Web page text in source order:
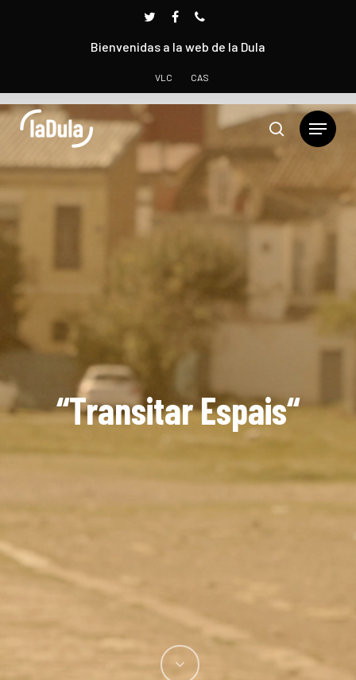
Bienvenidas a la web de la Dula
VLC CAS
Presione INTRO para buscar o ESC para cerrar
“Transitar Espais“